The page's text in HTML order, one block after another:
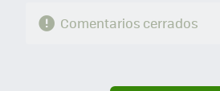
Comentarios cerrados